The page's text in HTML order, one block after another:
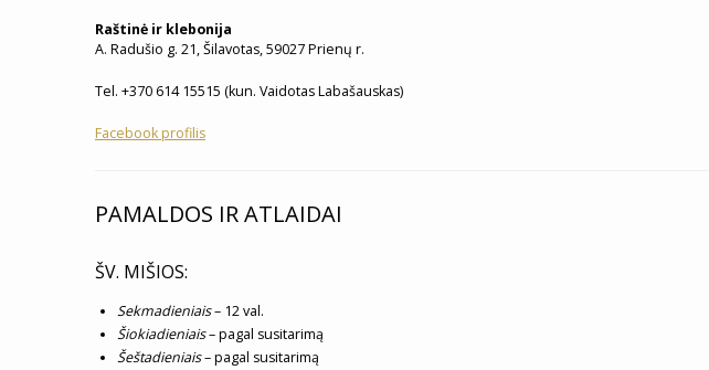
Raštinė ir klebonija
A. Radušio g. 21, Šilavotas, 59027 Prienų r.
Tel. +370 614 15515 (kun. Vaidotas Labašauskas)
Facebook profilis
PAMALDOS IR ATLAIDAI
ŠV. MIŠIOS:
Sekmadieniais– 12 val.
Šiokiadieniais– pagal susitarimą
Šeštadieniais– pagal susitarimą